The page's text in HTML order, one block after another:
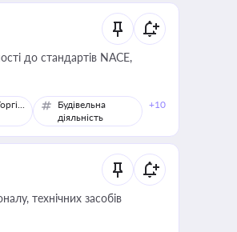
до стандартів NACE,
Торгівля
Будівельна
діяльність
+10
технічних засобів